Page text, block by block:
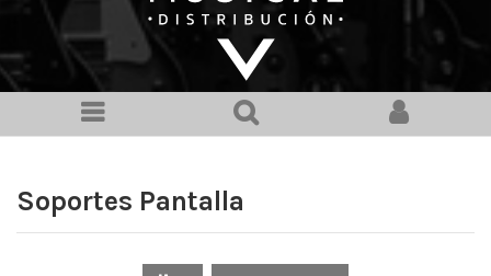
Soportes Pantalla